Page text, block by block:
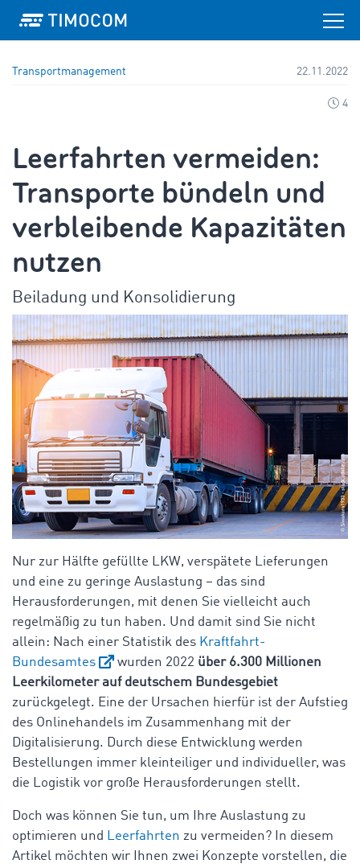
Transportmanagement 22.11.2022
4
Leerfahrten vermeiden:
Transporte bündeln und
verbleibende Kapazitäten
nutzen
Beiladung und Konsolidierung
Nur zur Hälfte gefüllte LKW, verspätete Lieferungen
und eine zu geringe Auslastung – das sind
Herausforderungen, mit denen Sie vielleicht auch
regelmäßig zu tun haben. Und damit sind Sie nicht
allein: Nach einer Statistik des Kraftfahrt-
Bundesamtes
wurden 2022 über 6.300 Millionen
Leerkilometer auf deutschem Bundesgebiet
zurückgelegt. Eine der Ursachen hierfür ist der Aufstieg
des Onlinehandels im Zusammenhang mit der
Digitalisierung. Durch diese Entwicklung werden
Bestellungen immer kleinteiliger und individueller, was
die Logistik vor große Herausforderungen stellt.
Doch was können Sie tun, um Ihre Auslastung zu
optimieren und Leerfahrten zu vermeiden? In diesem
Artikel möchten wir Ihnen zwei Konzepte vorstellen, die